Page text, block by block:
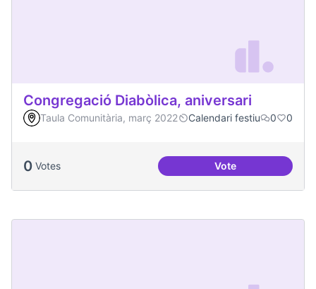
Congregació Diabòlica, aniversari
Taula Comunitària, març 2022 Calendari festiu 0 0
0 Votes VoteCongregació